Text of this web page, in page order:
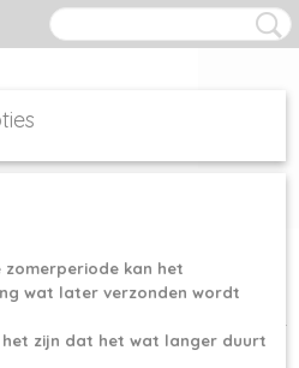
Clover haaknaalden>
kan het
wat later verzonden wordt
zijn dat het wat langer duurt